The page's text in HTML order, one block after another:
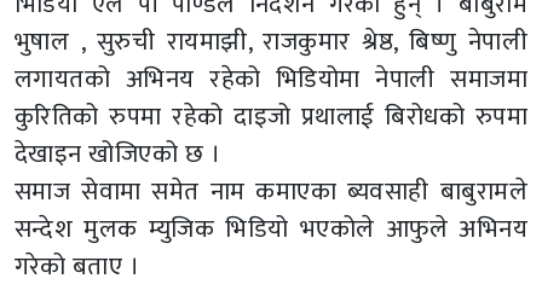
भुषाल , सुरुची रायमाझी, राजकुमार श्रेष्ठ, बिष्णु नेपाली
लगायतको अभिनय रहेको भिडियोमा नेपाली समाजमा
कुरितिको रुपमा रहेको दाइजो प्रथालाई बिरोधको रुपमा
देखाइन खोजिएको छ ।
समाज सेवामा समेत नाम कमाएका ब्यवसाही बाबुरामले
सन्देश मुलक म्युजिक भिडियो भएकोले आफुले अभिनय
गरेको बताए ।